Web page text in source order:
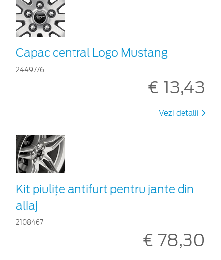
Capac central Logo Mustang
2449776
€ 13,43
Vezi detalii
Kit piuliţe antifurt pentru jante din
aliaj
2108467
€ 78,30